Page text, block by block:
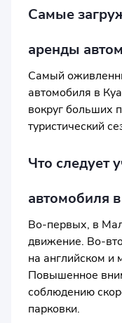
Самые
аренды
Самый
автомобиля в
вокруг больших
туристический
Что следует
автомобиля
Во-первых, в
движение. Во-
на английском и
Повышенное
соблюдению
парковки.